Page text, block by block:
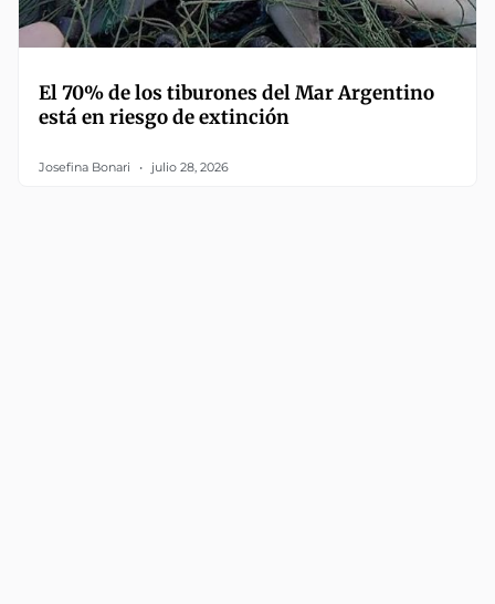
El 70% de los tiburones del Mar Argentino
está en riesgo de extinción
Josefina Bonari julio 28, 2026